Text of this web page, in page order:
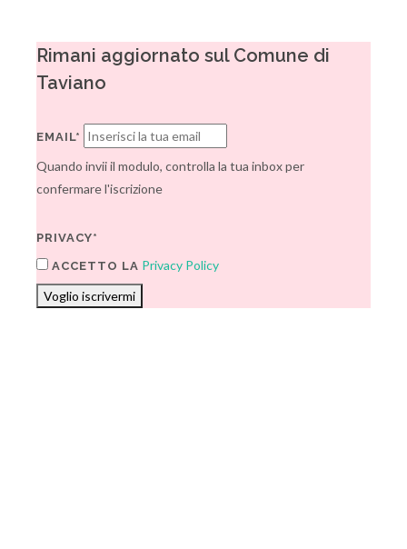
Rimani aggiornato sul Comune di
Taviano
EMAIL*
Quando invii il modulo, controlla la tua inbox per
confermare l'iscrizione
PRIVACY*
ACCETTO LA Privacy Policy
Voglio iscrivermi